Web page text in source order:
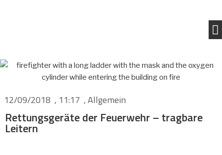
12/09/2018 , 11:17 ,Allgemein
Rettungsgeräte der Feuerwehr – tragbare
Leitern